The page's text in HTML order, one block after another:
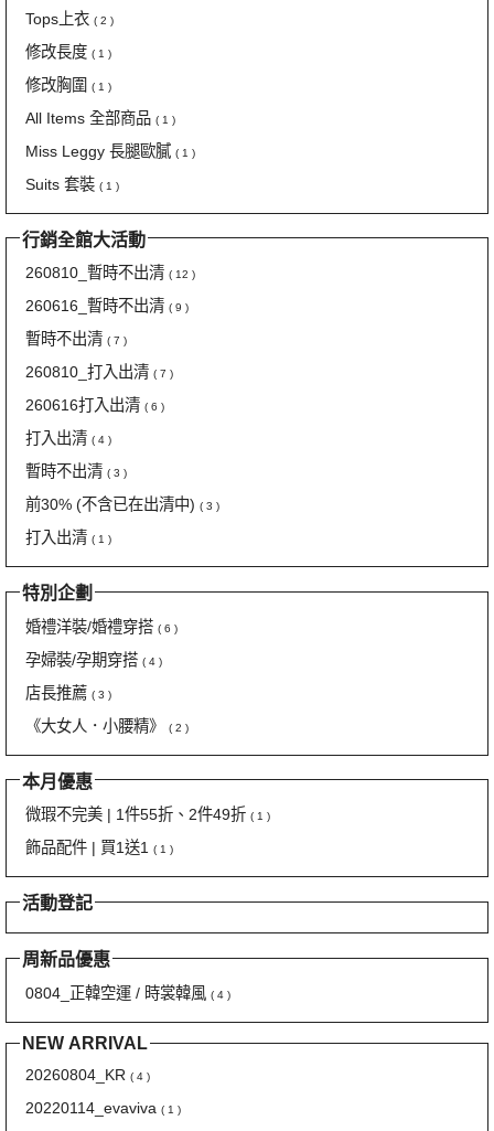
Tops上衣 ( 2 )
修改長度 ( 1 )
修改胸圍 ( 1 )
All Items 全部商品 ( 1 )
Miss Leggy 長腿歐膩 ( 1 )
Suits 套裝 ( 1 )
行銷全館大活動
260810_暫時不出清 ( 12 )
260616_暫時不出清 ( 9 )
暫時不出清 ( 7 )
260810_打入出清 ( 7 )
260616打入出清 ( 6 )
打入出清 ( 4 )
暫時不出清 ( 3 )
前30% (不含已在出清中) ( 3 )
打入出清 ( 1 )
特別企劃
婚禮洋裝/婚禮穿搭 ( 6 )
孕婦裝/孕期穿搭 ( 4 )
店長推薦 ( 3 )
《大女人．小腰精》 ( 2 )
本月優惠
微瑕不完美 | 1件55折、2件49折 ( 1 )
飾品配件 | 買1送1 ( 1 )
活動登記
周新品優惠
0804_正韓空運 / 時裳韓風 ( 4 )
NEW ARRIVAL
20260804_KR ( 4 )
20220114_evaviva ( 1 )